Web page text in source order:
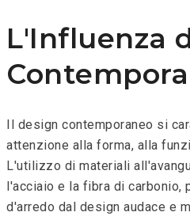
L'Influenza
Il design contemporaneo si
attenzione alla forma, alla
L'utilizzo di materiali
l'acciaio e la fibra di
d'arredo dal design audace e